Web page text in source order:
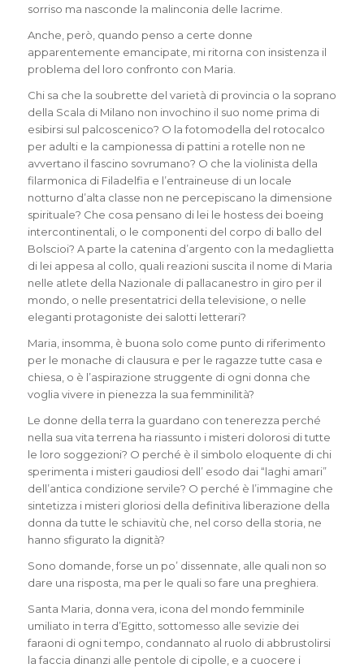
sorriso ma nasconde la malinconia delle lacrime.
Anche, però, quando penso a certe donne
apparentemente emancipate, mi ritorna con insistenza il
problema del loro confronto con Maria.
Chi sa che la soubrette del varietà di provincia o la soprano
della Scala di Milano non invochino il suo nome prima di
esibirsi sul palcoscenico? O la fotomodella del rotocalco
per adulti e la campionessa di pattini a rotelle non ne
avvertano il fascino sovrumano? O che la violinista della
filarmonica di Filadelfia e l’entraineuse di un locale
notturno d’alta classe non ne percepiscano la dimensione
spirituale? Che cosa pensano di lei le hostess dei boeing
intercontinentali, o le componenti del corpo di ballo del
Bolscioi? A parte la catenina d’argento con la medaglietta
di lei appesa al collo, quali reazioni suscita il nome di Maria
nelle atlete della Nazionale di pallacanestro in giro per il
mondo, o nelle presentatrici della televisione, o nelle
eleganti protagoniste dei salotti letterari?
Maria, insomma, è buona solo come punto di riferimento
per le monache di clausura e per le ragazze tutte casa e
chiesa, o è l’aspirazione struggente di ogni donna che
voglia vivere in pienezza la sua femminilità?
Le donne della terra la guardano con tenerezza perché
nella sua vita terrena ha riassunto i misteri dolorosi di tutte
le loro soggezioni? O perché è il simbolo eloquente di chi
sperimenta i misteri gaudiosi dell’ esodo dai “laghi amari”
dell’antica condizione servile? O perché è l’immagine che
sintetizza i misteri gloriosi della definitiva liberazione della
donna da tutte le schiavitù che, nel corso della storia, ne
hanno sfigurato la dignità?
Sono domande, forse un po’ dissennate, alle quali non so
dare una risposta, ma per le quali so fare una preghiera.
Santa Maria, donna vera, icona del mondo femminile
umiliato in terra d’Egitto, sottomesso alle sevizie dei
faraoni di ogni tempo, condannato al ruolo di abbrustolirsi
la faccia dinanzi alle pentole di cipolle, e a cuocere i